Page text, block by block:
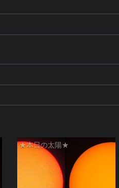
★本日の太陽★